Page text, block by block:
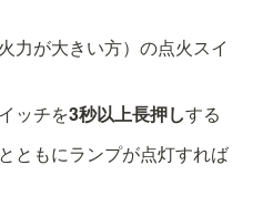
力が大きい方）の点火スイ
ッチを3秒以上長押しする
ともにランプが点灯すれば